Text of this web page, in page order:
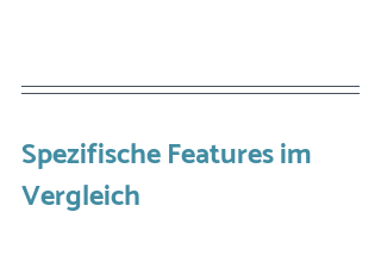
Spezifische Features im
Vergleich